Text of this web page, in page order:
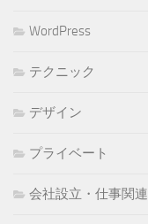
WordPress
テクニック
デザイン
プライベート
会社設立・仕事関連